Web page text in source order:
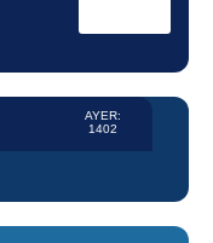
AYER:
1402